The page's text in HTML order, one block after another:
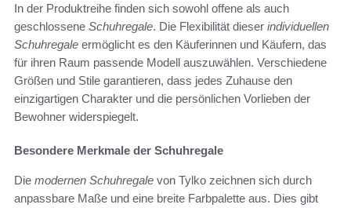
In der Produktreihe finden sich sowohl offene als auch
geschlossene Schuhregale. Die Flexibilität dieser individuellen
Schuhregale ermöglicht es den Käuferinnen und Käufern, das
für ihren Raum passende Modell auszuwählen. Verschiedene
Größen und Stile garantieren, dass jedes Zuhause den
einzigartigen Charakter und die persönlichen Vorlieben der
Bewohner widerspiegelt.
Besondere Merkmale der Schuhregale
Die modernen Schuhregale von Tylko zeichnen sich durch
anpassbare Maße und eine breite Farbpalette aus. Dies gibt